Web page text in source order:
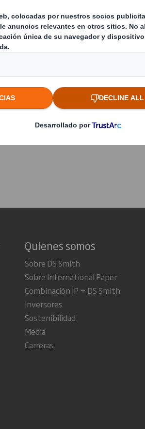
Quienes somos
Sobre DS Smith
Sobre International Paper
Combinación IP + DS Smith
Inversores
Sostenibilidad
Media
Carreras